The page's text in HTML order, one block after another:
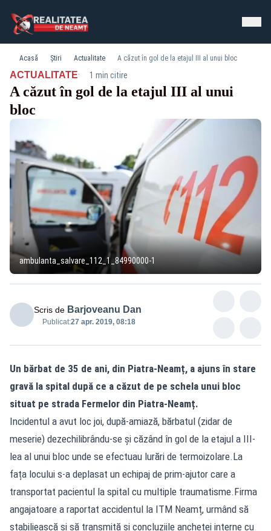
Acasă Știri Actualitate A căzut în gol de la etajul III al unui bloc
ACTUALITATE· 1 min citire
A căzut în gol de la etajul III al unui
bloc
ambulanta_salvare_112_1_84990000-1
Scris de Barjoveanu Dan
Publicat:27 apr. 2019, 08:18
Un bărbat de 35 de ani, din Piatra-Neamț, a ajuns în stare
gravă la spital după ce a căzut de pe schela unui bloc
situat pe strada Fermelor din Piatra-Neamț.
Incidentul a avut loc joi, după-amiază, bărbatul (zidar de
meserie) dezechilibrându-se și căzând în gol de la etajul a III-
lea al unui bloc unde se efectuau lurări de termoizolare.La
fața locului s-a deplasat un echipaj de prim-ajutor care a
transportat pacientul la spital cu multiple traumatisme.Firma
angajatoare a raportat accidentul la ITM Neamț, urmând să
stabiliească și să transmită și concluziile anchetei interne cu